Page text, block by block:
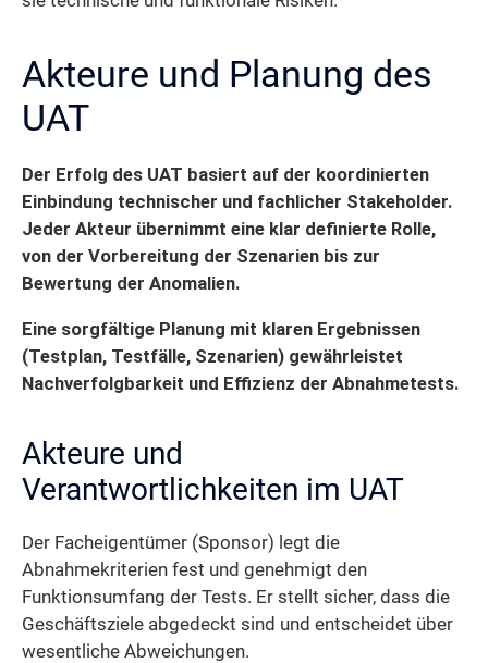
Akteure und Planung des
UAT
Der Erfolg des UAT basiert auf der koordinierten
Einbindung technischer und fachlicher Stakeholder.
Jeder Akteur übernimmt eine klar definierte Rolle,
von der Vorbereitung der Szenarien bis zur
Bewertung der Anomalien.
Eine sorgfältige Planung mit klaren Ergebnissen
(Testplan, Testfälle, Szenarien) gewährleistet
Nachverfolgbarkeit und Effizienz der Abnahmetests.
Akteure und
Verantwortlichkeiten im UAT
Der Facheigentümer (Sponsor) legt die
Abnahmekriterien fest und genehmigt den
Funktionsumfang der Tests. Er stellt sicher, dass die
Geschäftsziele abgedeckt sind und entscheidet über
wesentliche Abweichungen.